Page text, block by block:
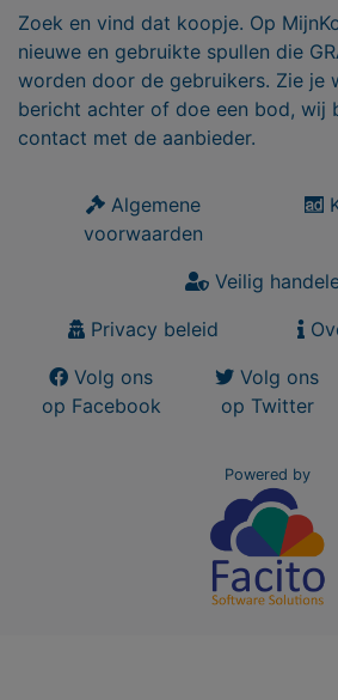
Zoek en vind dat koopje. Op
nieuwe en gebruikte spullen die
worden door de gebruikers. Zie je
bericht achter of doe een bod, wij
contact met de aanbieder.
Algemene
voorwaarden
Veilig
Privacy beleid
Volg ons
op Facebook
Volg ons
op Twitter
Powered by